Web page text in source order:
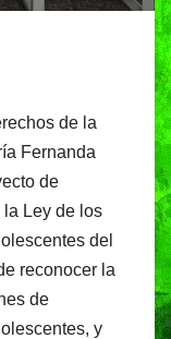
de la
Fernanda
de
la Ley de los
del
reconocer la
de
y